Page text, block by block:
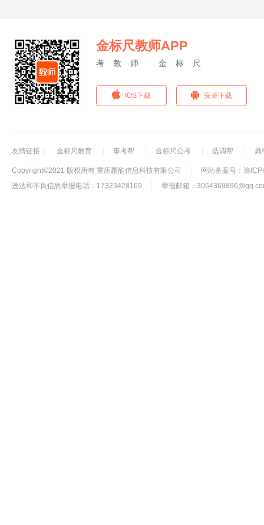
金标尺教师APP
考教师 金标尺
IOS下载 安卓下载
友情链接： 金标尺教育 事考帮 金标尺公考 选调帮 鼎
Copyright©2021 版权所有 重庆题酷信息科技有限公司
网站备案号：渝
违法和不良信息举报电话：17323428169
举报邮箱：